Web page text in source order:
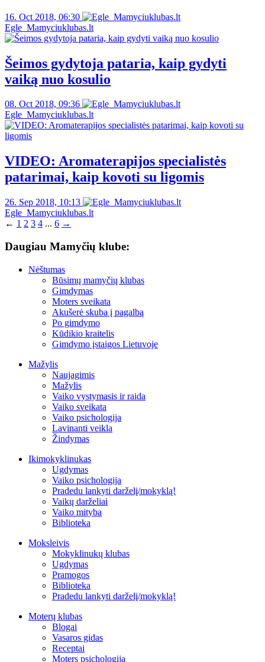
16. Oct 2018, 06:30
Egle_Mamyciuklubas.lt
Šeimos gydytoja pataria, kaip gydyti
vaiką nuo kosulio
08. Oct 2018, 09:36
Egle_Mamyciuklubas.lt
VIDEO: Aromaterapijos specialistės
patarimai, kaip kovoti su ligomis
26. Sep 2018, 10:13
Egle_Mamyciuklubas.lt
← 1 2 3 4 ... 6 →
Daugiau Mamyčių klube:
Nėštumas
Būsimų mamyčių klubas
Gimdymas
Moters sveikata
Akušerė skuba į pagalbą
Po gimdymo
Kūdikio kraitelis
Gimdymo įstaigos Lietuvoje
Mažylis
Naujagimis
Mažylis
Vaiko vystymasis ir raida
Vaiko sveikata
Vaiko psichologija
Lavinanti veikla
Žindymas
Ikimokyklinukas
Ugdymas
Vaiko psichologija
Pradedu lankyti darželį/mokyklą!
Vaikų darželiai
Vaiko mityba
Biblioteka
Moksleivis
Mokyklinukų klubas
Ugdymas
Pramogos
Biblioteka
Pradedu lankyti darželį/mokyklą!
Moterų klubas
Blogai
Vasaros gidas
Receptai
Moters psichologija